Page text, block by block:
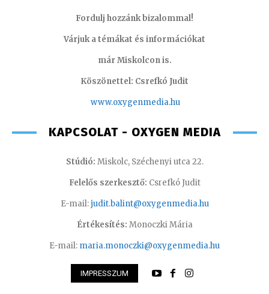
Fordulj hozzánk bizalommal!
Várjuk a témákat és információkat
már Miskolcon is.
Köszönettel: Csrefkó Judit
www.oxygenmedia.hu
KAPCSOLAT - OXYGEN MEDIA
Stúdió: Miskolc, Széchenyi utca 22.
Felelős szerkesztő: Csrefkó Judit
E-mail:judit.balint@oxygenmedia.hu
Értékesítés: Monoczki Mária
E-mail: maria.monoczki@oxygenmedia.hu
IMPRESSZUM